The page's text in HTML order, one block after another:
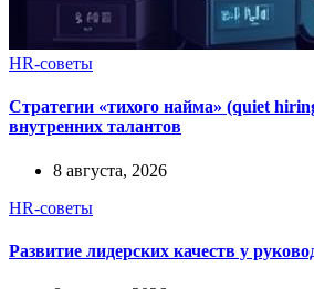
HR-советы
Стратегии «тихого найма» (quiet
внутренних талантов
8 августа, 2026
HR-советы
Развитие лидерских качеств у